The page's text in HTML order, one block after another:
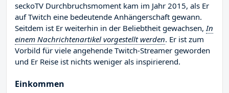
seckoTV Durchbruchsmoment kam im Jahr 2015, als Er
auf Twitch eine bedeutende Anhängerschaft gewann.
Seitdem ist Er weiterhin in der Beliebtheit gewachsen,In
einem Nachrichtenartikel vorgestellt werden. Er ist zum
Vorbild für viele angehende Twitch-Streamer geworden
und Er Reise ist nichts weniger als inspirierend.
Einkommen